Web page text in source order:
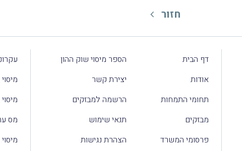
חזור
דף הבית
אודות
תחומי התמחות
מבזקים
פרסומי המשרד
הספר מיסוי שוק ההון
יצירת קשר
הרשמה למבזקים
תנאי שימוש
הצהרת נגישות
מס